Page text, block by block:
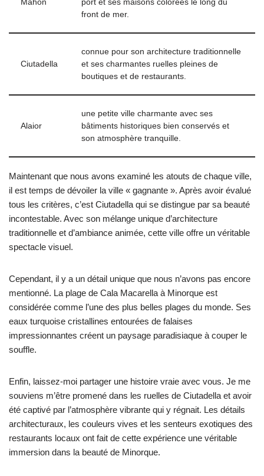
Mahón
port et ses maisons colorées le long du
front de mer.
Ciutadella
connue pour son architecture traditionnelle
et ses charmantes ruelles pleines de
boutiques et de restaurants.
Alaior
une petite ville charmante avec ses
bâtiments historiques bien conservés et
son atmosphère tranquille.
Maintenant que nous avons examiné les atouts de chaque ville,
il est temps de dévoiler la ville « gagnante ». Après avoir évalué
tous les critères, c’est Ciutadella qui se distingue par sa beauté
incontestable. Avec son mélange unique d’architecture
traditionnelle et d’ambiance animée, cette ville offre un véritable
spectacle visuel.
Cependant, il y a un détail unique que nous n’avons pas encore
mentionné. La plage de Cala Macarella à Minorque est
considérée comme l’une des plus belles plages du monde. Ses
eaux turquoise cristallines entourées de falaises
impressionnantes créent un paysage paradisiaque à couper le
souffle.
Enfin, laissez-moi partager une histoire vraie avec vous. Je me
souviens m’être promené dans les ruelles de Ciutadella et avoir
été captivé par l’atmosphère vibrante qui y régnait. Les détails
architecturaux, les couleurs vives et les senteurs exotiques des
restaurants locaux ont fait de cette expérience une véritable
immersion dans la beauté de Minorque.